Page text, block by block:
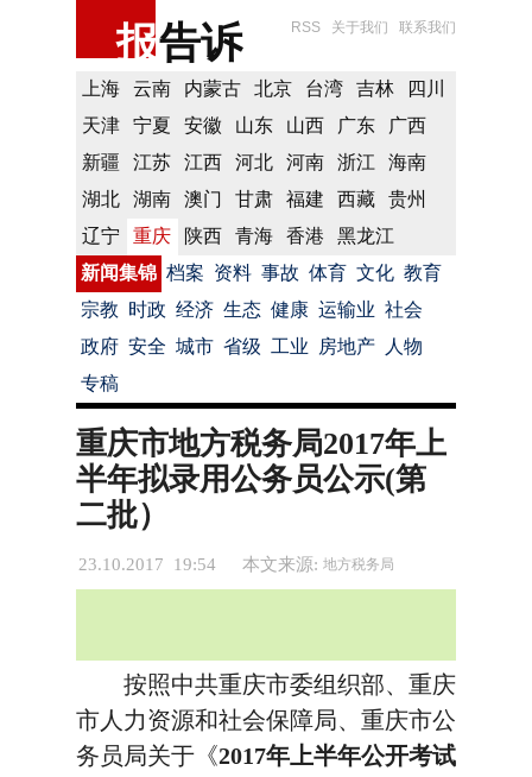
报告诉 RSS 关于我们 联系我们
上海 云南 内蒙古 北京 台湾 吉林
四川
天津
宁夏 安徽 山东 山西 广东
广西
新疆
江苏 江西 河北 河南 浙江
海南
湖北
湖南 澳门 甘肃 福建 西藏
贵州
辽宁
重庆 陕西 青海 香港
黑龙江
新闻集锦 档案 资料 事故 体育 文化 教育
宗教 时政 经济 生态 健康 运输业 社会
政府 安全 城市 省级 工业 房地产
人物
专稿
重庆市地方税务局2017年上
半年拟录用公务员公示(第
二批）
23.10.2017 19:54 本文来源: 地方税务局
按照中共重庆市委组织部、重庆
市人力资源和社会保障局、重庆市公
务员局关于《2017年上半年公开考试